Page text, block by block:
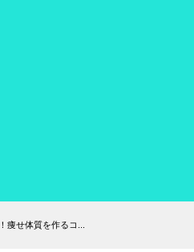
痩せ体質を作るコ...